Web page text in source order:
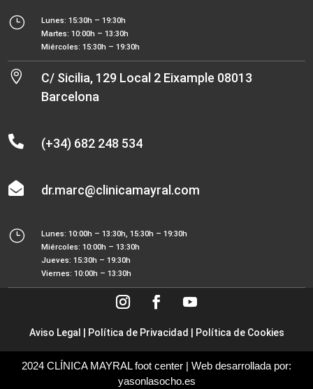
}
Lunes: 15:30h – 19:30h
Martes: 10:00h – 13:30h
Miércoles: 15:30h – 19:30h

C/ Sicilia, 129 Local 2 Eixample 08013
Barcelona
 (+34) 682 248 534
 dr.marc@clinicamayral.com
}
Lunes: 10:00h – 13:30h, 15:30h – 19:30h
Miércoles: 10:00h – 13:30h
Jueves: 15:30h – 19:30h
Viernes: 10:00h – 13:30h
Aviso Legal Política de Privacidad Política de Cookies
2024 CLÍNICA MAYRAL foot center | Web desarrollada por:
yasonlasocho.es